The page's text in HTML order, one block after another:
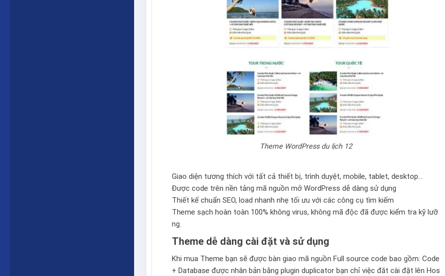
Theme WordPress du lịch 12
Giao diện tương thích với tất cả thiết bị, trình duyệt, mobile, tablet, desktop…
Được code trên nền tảng mã nguồn mở WordPress dễ dàng sử dụng
Thiết kế chuẩn SEO, load nhanh nhẹ tối ưu với các công cụ tìm kiếm
Theme sạch hoàn toàn 100% không virus, không mã độc đã được kiểm tra kỹ lưỡ
ng.
Theme dễ dàng cài đặt và sử dụng
Khi mua Theme bạn sẽ được bàn giao mã nguồn Full source code bao gồm: Code
+ Database được nhân bản bằng plugin duplicator bạn chỉ việc đăt cài đặt lên Hos